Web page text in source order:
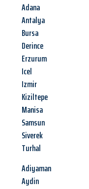
Adana
Antalya
Bursa
Derince
Erzurum
Icel
Izmir
Kiziltepe
Manisa
Samsun
Siverek
Turhal
Adiyaman
Aydin